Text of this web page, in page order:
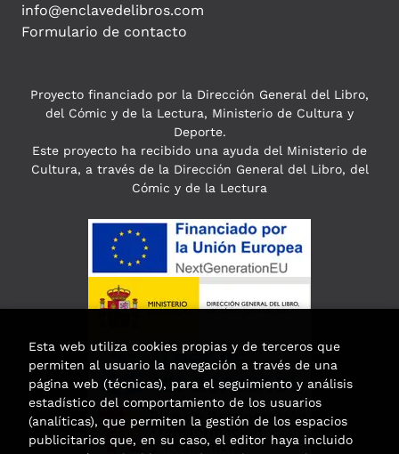
info@enclavedelibros.com
Formulario de contacto
Proyecto financiado por la Dirección General del Libro,
del Cómic y de la Lectura, Ministerio de Cultura y
Deporte.
Este proyecto ha recibido una ayuda del Ministerio de
Cultura, a través de la Dirección General del Libro, del
Cómic y de la Lectura
Esta web utiliza cookies propias y de terceros que
permiten al usuario la navegación a través de una
página web (técnicas), para el seguimiento y análisis
estadístico del comportamiento de los usuarios
(analíticas), que permiten la gestión de los espacios
publicitarios que, en su caso, el editor haya incluido